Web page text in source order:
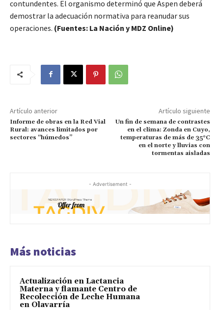
contundentes. El organismo determinó que Aspen deberá
demostrar la adecuación normativa para reanudar sus
operaciones. (Fuentes: La Nación y MDZ Online)
Artículo anterior
Informe de obras en la Red Vial
Rural: avances limitados por
sectores “húmedos”
Artículo siguiente
Un fin de semana de contrastes
en el clima: Zonda en Cuyo,
temperaturas de más de 35°C
en el norte y lluvias con
tormentas aisladas
- Advertisement -
Más noticias
Actualización en Lactancia
Materna y flamante Centro de
Recolección de Leche Humana
en Olavarría